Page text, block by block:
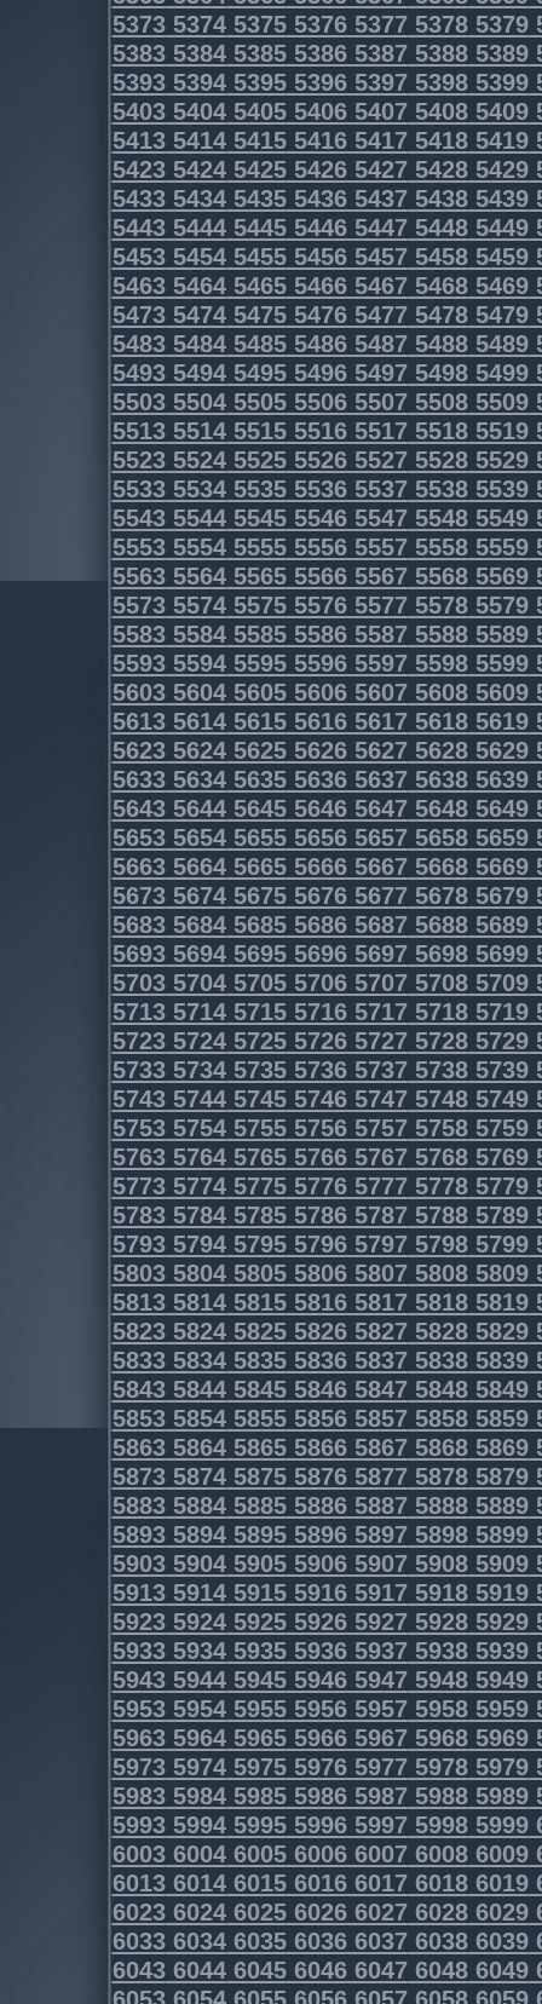
5373537453755376537753785379
5383538453855386538753885389
5393539453955396539753985399
5403540454055406540754085409
5413541454155416541754185419
5423542454255426542754285429
5433543454355436543754385439
5443544454455446544754485449
5453545454555456545754585459
5463546454655466546754685469
5473547454755476547754785479
5483548454855486548754885489
5493549454955496549754985499
5503550455055506550755085509
5513551455155516551755185519
5523552455255526552755285529
5533553455355536553755385539
5543554455455546554755485549
5553555455555556555755585559
5563556455655566556755685569
5573557455755576557755785579
5583558455855586558755885589
5593559455955596559755985599
5603560456055606560756085609
5613561456155616561756185619
5623562456255626562756285629
5633563456355636563756385639
5643564456455646564756485649
5653565456555656565756585659
5663566456655666566756685669
5673567456755676567756785679
5683568456855686568756885689
5693569456955696569756985699
5703570457055706570757085709
5713571457155716571757185719
5723572457255726572757285729
5733573457355736573757385739
5743574457455746574757485749
5753575457555756575757585759
5763576457655766576757685769
5773577457755776577757785779
5783578457855786578757885789
5793579457955796579757985799
5803580458055806580758085809
5813581458155816581758185819
5823582458255826582758285829
5833583458355836583758385839
5843584458455846584758485849
5853585458555856585758585859
5863586458655866586758685869
5873587458755876587758785879
5883588458855886588758885889
5893589458955896589758985899
5903590459055906590759085909
5913591459155916591759185919
5923592459255926592759285929
5933593459355936593759385939
5943594459455946594759485949
5953595459555956595759585959
5963596459655966596759685969
5973597459755976597759785979
5983598459855986598759885989
5993599459955996599759985999
6003600460056006600760086009
6013601460156016601760186019
6023602460256026602760286029
6033603460356036603760386039
6043604460456046604760486049